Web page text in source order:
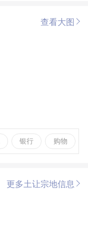
查看大图
银行 购物
更多土让宗地信息